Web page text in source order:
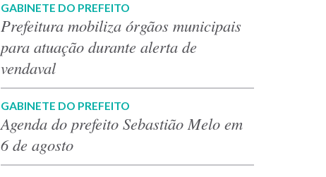
GABINETE DO PREFEITO
Prefeitura mobiliza órgãos municipais
para atuação durante alerta de
vendaval
GABINETE DO PREFEITO
Agenda do prefeito Sebastião Melo em
6 de agosto